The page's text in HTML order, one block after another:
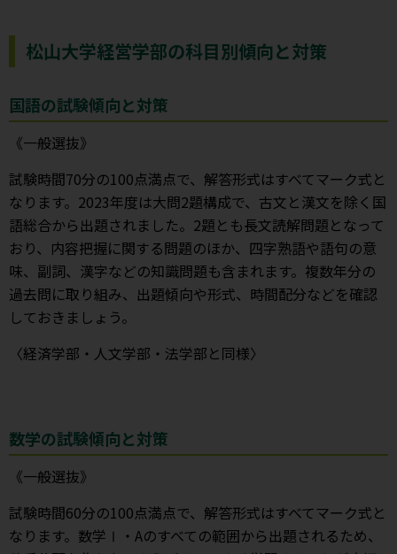
松山大学経営学部の科目別傾向と対策
国語の試験傾向と対策
《一般選抜》
試験時間70分の100点満点で、解答形式はすべてマーク式と
なります。2023年度は大問2題構成で、古文と漢文を除く国
語総合から出題されました。2題とも長文読解問題となって
おり、内容把握に関する問題のほか、四字熟語や語句の意
味、副詞、漢字などの知識問題も含まれます。複数年分の
過去問に取り組み、出題傾向や形式、時間配分などを確認
しておきましょう。
〈経済学部・人文学部・法学部と同様〉
数学の試験傾向と対策
《一般選抜》
試験時間60分の100点満点で、解答形式はすべてマーク式と
なります。数学Ⅰ・Aのすべての範囲から出題されるため、